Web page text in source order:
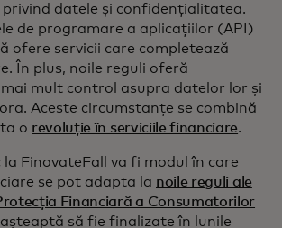
datele și confidențialitatea.
de programare a aplicațiilor (API)
ofere servicii care completează
În plus, noile reguli oferă
mult control asupra datelor lor și
Aceste circumstanțe se combină
o revoluție în serviciile financiare.
FinovateFall va fi modul în care
se pot adapta la noile reguli ale
Financiară a Consumatorilor
așteaptă să fie finalizate în lunile